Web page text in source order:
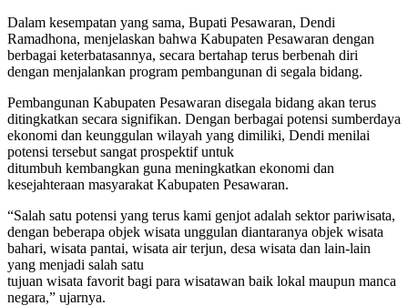
Dalam kesempatan yang sama, Bupati Pesawaran, Dendi
Ramadhona, menjelaskan bahwa Kabupaten Pesawaran dengan
berbagai keterbatasannya, secara bertahap terus berbenah diri
dengan menjalankan program pembangunan di segala bidang.
Pembangunan Kabupaten Pesawaran disegala bidang akan terus
ditingkatkan secara signifikan. Dengan berbagai potensi sumberdaya
ekonomi dan keunggulan wilayah yang dimiliki, Dendi menilai
potensi tersebut sangat prospektif untuk
ditumbuh kembangkan guna meningkatkan ekonomi dan
kesejahteraan masyarakat Kabupaten Pesawaran.
“Salah satu potensi yang terus kami genjot adalah sektor pariwisata,
dengan beberapa objek wisata unggulan diantaranya objek wisata
bahari, wisata pantai, wisata air terjun, desa wisata dan lain-lain
yang menjadi salah satu
tujuan wisata favorit bagi para wisatawan baik lokal maupun manca
negara,” ujarnya.